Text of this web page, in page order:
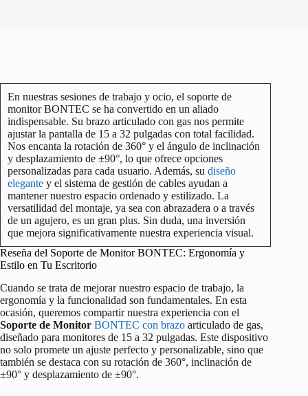
En nuestras sesiones de trabajo y ocio, el soporte de
monitor BONTEC se ha convertido en un aliado
indispensable. Su brazo articulado con gas nos permite
ajustar la pantalla de 15 a 32 pulgadas con total facilidad.
Nos encanta la rotación de 360° y el ángulo de inclinación
y desplazamiento de ±90°, lo que ofrece opciones
personalizadas para cada usuario. Además, su diseño
elegante y el sistema de gestión de cables ayudan a
mantener nuestro espacio ordenado y estilizado. La
versatilidad del montaje, ya sea con abrazadera o a través
de un agujero, es un gran plus. Sin duda, una inversión
que mejora significativamente nuestra experiencia visual.
Reseña del Soporte de Monitor BONTEC: Ergonomía y
Estilo en Tu Escritorio
Cuando se trata de mejorar nuestro espacio de trabajo, la
ergonomía y la funcionalidad son fundamentales. En esta
ocasión, queremos compartir nuestra experiencia con el
Soporte de Monitor BONTEC con brazo articulado de gas,
diseñado para monitores de 15 a 32 pulgadas. Este dispositivo
no solo promete un ajuste perfecto y personalizable, sino que
también se destaca con su rotación de 360°, inclinación de
±90° y desplazamiento de ±90°.